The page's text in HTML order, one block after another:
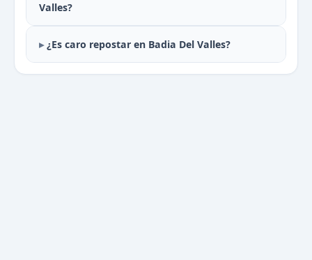
Valles?
¿Es caro repostar en Badia Del Valles?